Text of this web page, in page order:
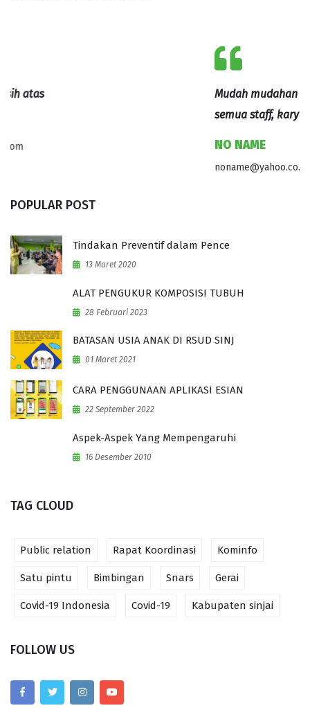
Mudah mudahan dengan adanya training motivasi ini,
NO NAME
POPULAR POST
Tindakan Preventif dalam Pence
13 Maret 2020
ALAT PENGUKUR KOMPOSISI TUBUH
28 Februari 2023
BATASAN USIA ANAK DI RSUD SINJ
01 Maret 2021
CARA PENGGUNAAN APLIKASI ESIAN
22 September 2022
Aspek-Aspek Yang Mempengaruhi
16 Desember 2010
TAG CLOUD
Public relation Rapat Koordinasi Kominfo
Satu pintu Bimbingan Snars Gerai
Covid-19 Indonesia Covid-19 Kabupaten sinjai
FOLLOW US